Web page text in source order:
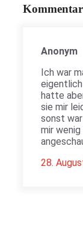
Anonym
Ich war
hatte
sie mir
sonst
mir
28.